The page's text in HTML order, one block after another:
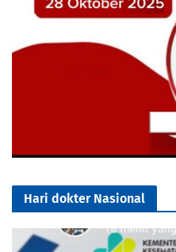
Hari dokter Nasional